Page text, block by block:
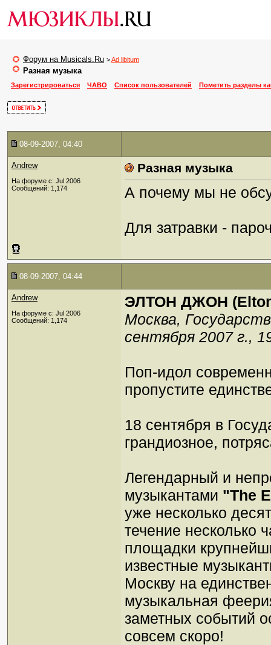
Форум на Musicals.Ru >Ad libitum
Разная музыка
Зарегистрироваться ЧАВО Список пользователей Пометить разделы
08-09-2007, 04:40
Andrew
На форуме с: Jul 2006
Сообщений: 1,174
Разная музыка
А почему мы не
Для затравки -
08-09-2007, 04:44
Andrew
На форуме с: Jul 2006
Сообщений: 1,174
ЭЛТОН ДЖОН
Москва,
сентября 2007 г.,
Поп-идол
пропустите
18 сентября в
грандиозное,
Легендарный и
музыкантами "The
уже несколько
течение несколько
площадки
известные
Москву на
музыкальная
заметных событий
совсем скоро!